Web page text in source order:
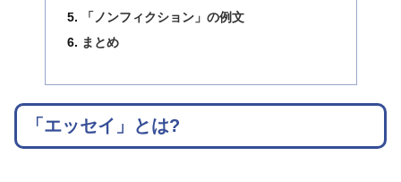
「ノンフィクション」の例文
まとめ
「エッセイ」とは?